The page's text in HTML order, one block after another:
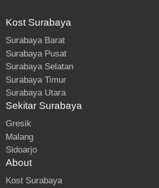
Kost Surabaya
Surabaya Barat
Surabaya Pusat
Surabaya Selatan
Surabaya Timur
Surabaya Utara
Sekitar Surabaya
Gresik
Malang
Sidoarjo
About
Kost Surabaya